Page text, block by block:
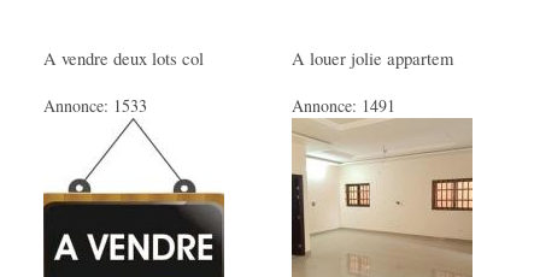
A vendre deux lots col
Annonce: 1533
A louer jolie appartem
Annonce: 1491